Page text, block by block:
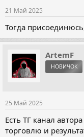
21 Май 2025
Тогда
ArtemF
НОВИЧОК
25 Май 2025
Есть ТГ канал
торговлю и